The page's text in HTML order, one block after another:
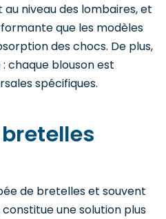
niveau des lombaires, et
que les modèles
des chocs. De plus,
chaque blouson est
spécifiques.
de bretelles et souvent
une solution plus